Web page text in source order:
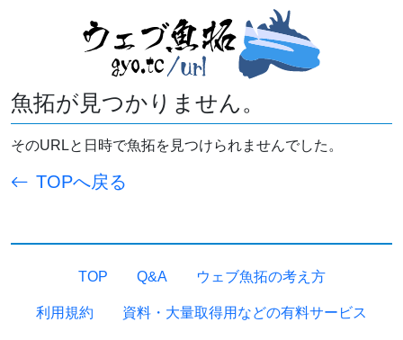
魚拓が見つかりません。
そのURLと日時で魚拓を見つけられませんでした。
TOPへ戻る
TOP Q&A ウェブ魚拓の考え方
利用規約 資料・大量取得用などの有料サービス